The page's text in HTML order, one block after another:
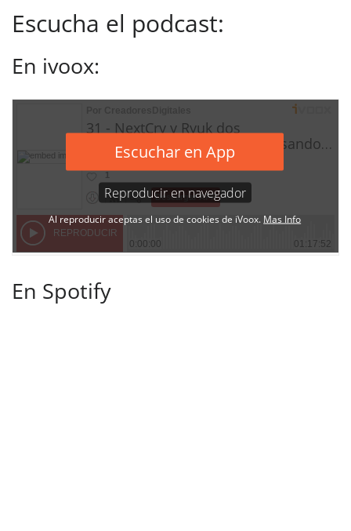
Escucha el podcast:
En ivoox:
En Spotify